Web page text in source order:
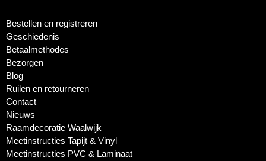
Bestellen en registreren
Geschiedenis
Betaalmethodes
Bezorgen
Blog
Ruilen en retourneren
Contact
Nieuws
Raamdecoratie Waalwijk
Meetinstructies Tapijt & Vinyl
Meetinstructies PVC & Laminaat